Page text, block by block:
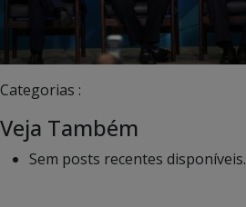
Categorias :
Veja Também
Sem posts recentes disponíveis.